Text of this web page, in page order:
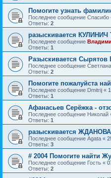
Помогите узнать
Последнее сообщение Спасибо
Ответы: 2
разыскивается КУЛИНИЧ
Последнее сообщение
Ответы: 1
Разыскивается Сырятов
Последнее сообщение Светлана.
Ответы: 2
Помогите пожалуйста
Последнее сообщение Dmitrij «
Ответы: 1
Афанасьев Серёжка -
Последнее сообщение Николай
Ответы: 1
разыскивается
Последнее сообщение Agata «
Ответы: 3
# 2004 Помогите найти
Последнее сообщение Гость «
Ответы: 2